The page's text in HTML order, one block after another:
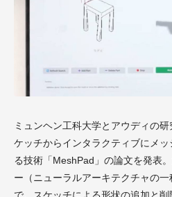
ミュンヘン工科大学とアウディの
ケッチからインタラクティブにメ
る技術「MeshPad」の論文を発表
ー（ニューラルアーキテクチャの
で、スケッチによる形状の追加と